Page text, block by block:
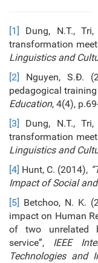
[1]
Dung, N.T.,
transformation
Linguistics and
[2]
Nguyen, S.Đ.
pedagogical
Education, 4(4),
[3]
Dung, N.T.,
transformation
Linguistics and
[4] Hunt, C. (2014),
Impact of Social
[5] Betchoo, N. K.
impact on Human
of two unrelated
service”, IEEE
Technologies and